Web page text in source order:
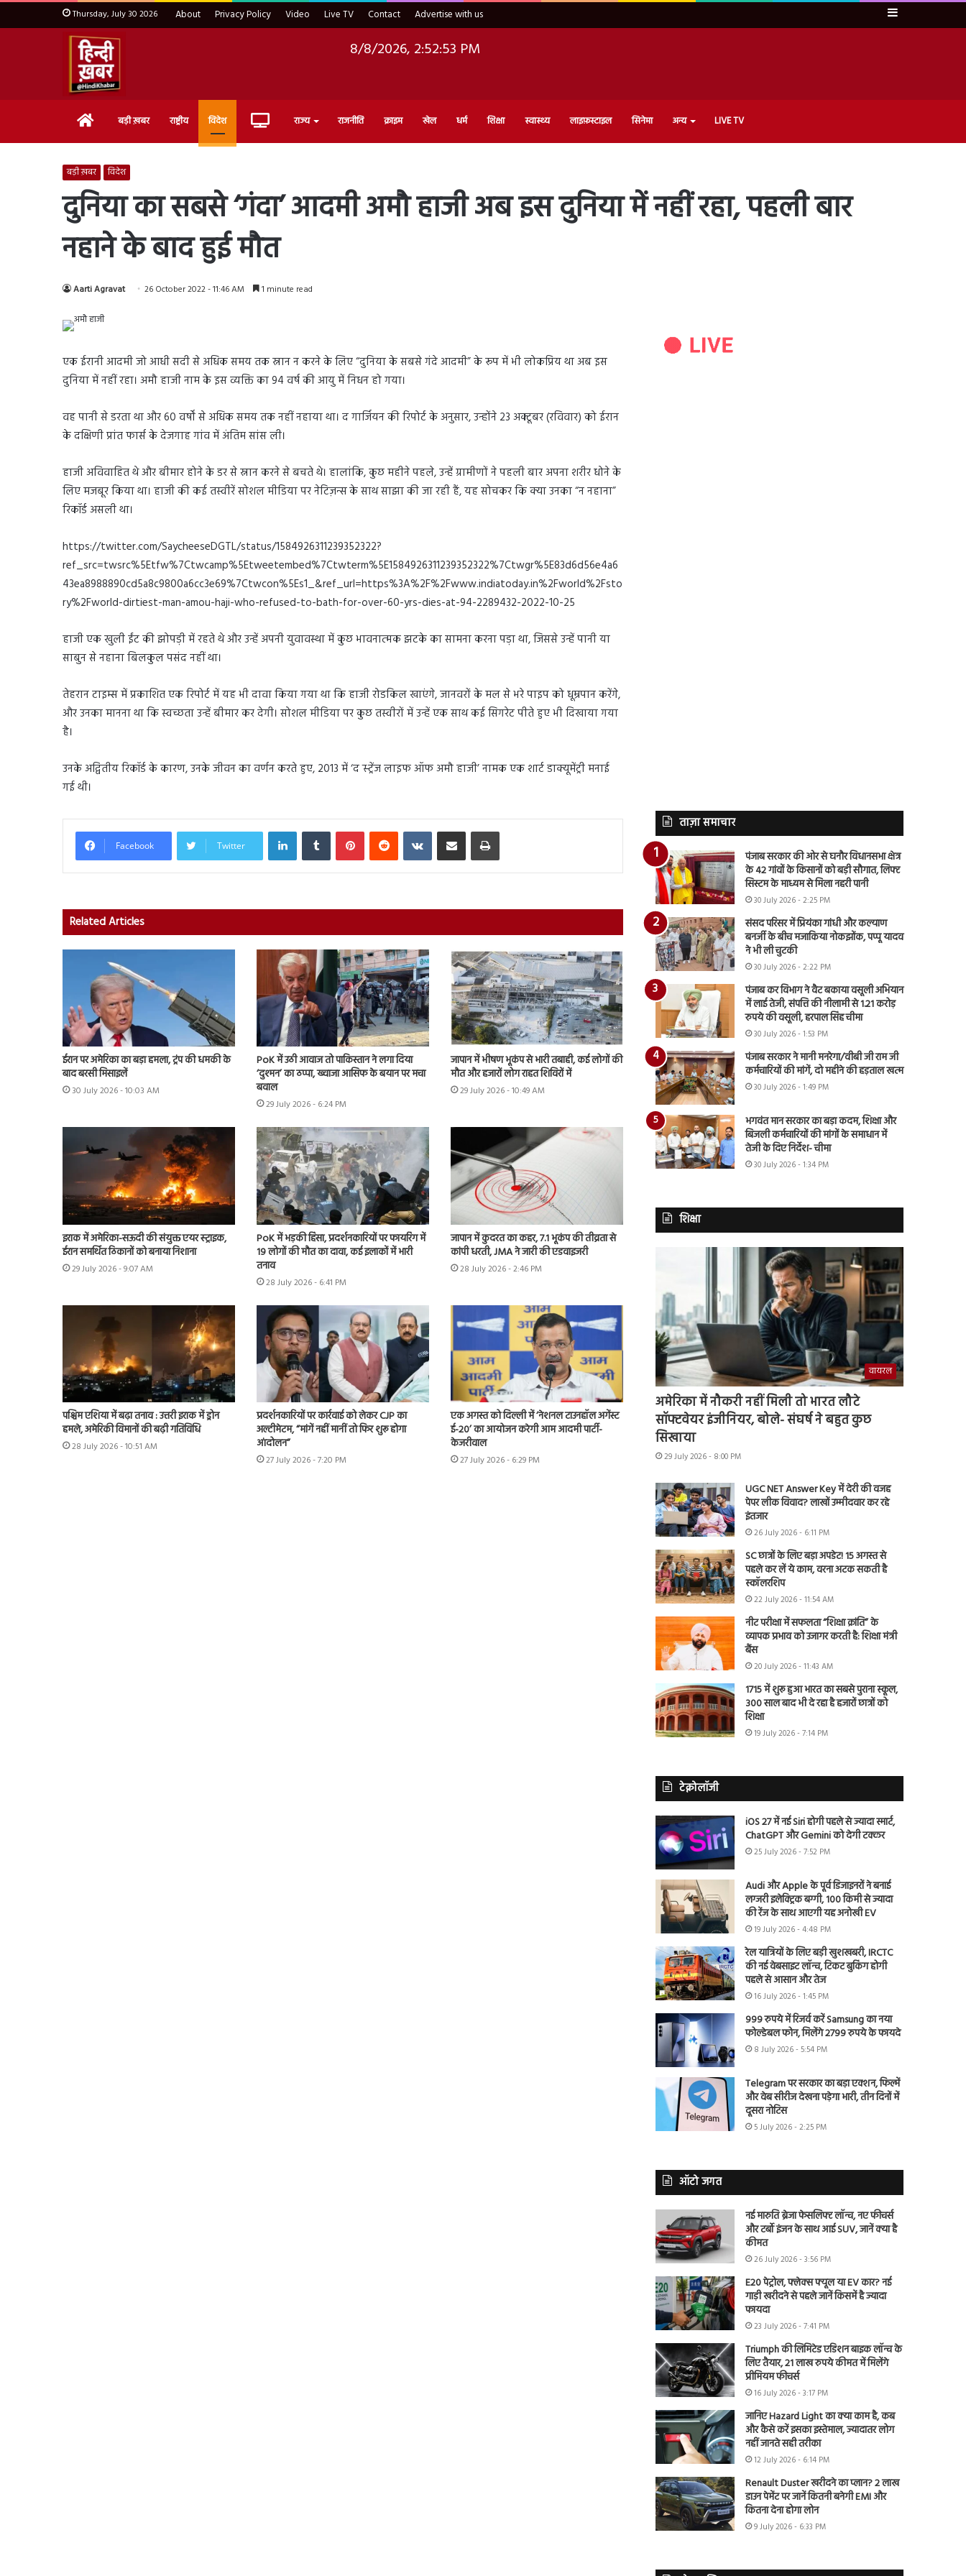
Thursday, July 30 2026 About Privacy Policy Video Live TV Contact Advertise with us Sidebar
8/8/2026, 2:52:54 PM
Home बड़ी ख़बर राष्ट्रीय विदेश Live राज्य राजनीति क्राइम खेल धर्म शिक्षा स्वास्थ्य लाइफ़स्टाइल सिनेमा अन्य LIVE TV
बड़ी ख़बर विदेश
दुनिया का सबसे ‘गंदा’ आदमी अमौ हाजी अब इस दुनिया में नहीं रहा, पहली बार
नहाने के बाद हुई मौत
Aarti Agravat 26 October 2022 - 11:46 AM 1 minute read
एक ईरानी आदमी जो आधी सदी से अधिक समय तक स्नान न करने के लिए “दुनिया के सबसे गंदे आदमी” के रूप में भी लोकप्रिय था अब इस
दुनिया में नहीं रहा। अमौ हाजी नाम के इस व्यक्ति का 94 वर्ष की आयु में निधन हो गया।
वह पानी से डरता था और 60 वर्षों से अधिक समय तक नहीं नहाया था। द गार्जियन की रिपोर्ट के अनुसार, उन्होंने 23 अक्टूबर (रविवार) को ईरान
के दक्षिणी प्रांत फार्स के देजगाह गांव में अंतिम सांस ली।
हाजी अविवाहित थे और बीमार होने के डर से स्नान करने से बचते थे। हालांकि, कुछ महीने पहले, उन्हें ग्रामीणों ने पहली बार अपना शरीर धोने के
लिए मजबूर किया था। हाजी की कई तस्वीरें सोशल मीडिया पर नेटिज़न्स के साथ साझा की जा रही हैं, यह सोचकर कि क्या उनका “न नहाना”
रिकॉर्ड असली था।
https://twitter.com/SaycheeseDGTL/status/1584926311239352322?
ref_src=twsrc%5Etfw%7Ctwcamp%5Etweetembed%7Ctwterm%5E1584926311239352322%7Ctwgr%5E83d6d56e4a6
43ea8988890cd5a8c9800a6cc3e69%7Ctwcon%5Es1_&ref_url=https%3A%2F%2Fwww.indiatoday.in%2Fworld%2Fsto
ry%2Fworld-dirtiest-man-amou-haji-who-refused-to-bath-for-over-60-yrs-dies-at-94-2289432-2022-10-25
हाजी एक खुली ईंट की झोपड़ी में रहते थे और उन्हें अपनी युवावस्था में कुछ भावनात्मक झटके का सामना करना पड़ा था, जिससे उन्हें पानी या
साबुन से नहाना बिलकुल पसंद नहीं था।
तेहरान टाइम्स में प्रकाशित एक रिपोर्ट में यह भी दावा किया गया था कि हाजी रोडकिल खाएंगे, जानवरों के मल से भरे पाइप को धूम्रपान करेंगे,
और उनका मानना ​​​​था कि स्वच्छता उन्हें बीमार कर देगी। सोशल मीडिया पर कुछ तस्वीरों में उन्हें एक साथ कई सिगरेट पीते हुए भी दिखाया गया
है।
उनके अद्वितीय रिकॉर्ड के कारण, उनके जीवन का वर्णन करते हुए, 2013 में ‘द स्ट्रेंज लाइफ ऑफ अमौ हाजी’ नामक एक शार्ट डाक्यूमेंट्री मनाई
गई थी।
Facebook Twitter
LinkedInTumblr PinterestReddit VKontakteShare via Email Print
Related Articles
ईरान पर अमेरिका का बड़ा हमला, ट्रंप की धमकी के
बाद बरसी मिसाइलें
30 July 2026 - 10:03 AM
PoK में उठी आवाज तो पाकिस्तान ने लगा दिया
‘दुश्मन’ का ठप्पा, ख्वाजा आसिफ के बयान पर मचा
बवाल
29 July 2026 - 6:24 PM
जापान में भीषण भूकंप से भारी तबाही, कई लोगों की
मौत और हजारों लोग राहत शिविरों में
29 July 2026 - 10:49 AM
इराक में अमेरिका-सऊदी की संयुक्त एयर स्ट्राइक,
ईरान समर्थित ठिकानों को बनाया निशाना
29 July 2026 - 9:07 AM
PoK में भड़की हिंसा, प्रदर्शनकारियों पर फायरिंग में
19 लोगों की मौत का दावा, कई इलाकों में भारी
तनाव
28 July 2026 - 6:41 PM
जापान में कुदरत का कहर, 7.1 भूकंप की तीव्रता से
कांपी धरती, JMA ने जारी की एडवाइजरी
28 July 2026 - 2:46 PM
पश्चिम एशिया में बढ़ा तनाव : उत्तरी इराक में ड्रोन
हमले, अमेरिकी विमानों की बढ़ी गतिविधि
28 July 2026 - 10:51 AM
प्रदर्शनकारियों पर कार्रवाई को लेकर CJP का
अल्टीमेटम, “मांगें नहीं मानीं तो फिर शुरू होगा
आंदोलन”
27 July 2026 - 7:20 PM
एक अगस्त को दिल्ली में ‘नेशनल टाउनहॉल अगेंस्ट
ई-20’ का आयोजन करेगी आम आदमी पार्टी-
केजरीवाल
27 July 2026 - 6:29 PM
ताज़ा समाचार
पंजाब सरकार की ओर से घनौर विधानसभा क्षेत्र
के 42 गांवों के किसानों को बड़ी सौगात, लिफ्ट
सिस्टम के माध्यम से मिला नहरी पानी
30 July 2026 - 2:25 PM
संसद परिसर में प्रियंका गांधी और कल्याण
बनर्जी के बीच मजाकिया नोकझोंक, पप्पू यादव
ने भी ली चुटकी
30 July 2026 - 2:22 PM
पंजाब कर विभाग ने वैट बकाया वसूली अभियान
में लाई तेजी, संपत्ति की नीलामी से 1.21 करोड़
रुपये की वसूली, हरपाल सिंह चीमा
30 July 2026 - 1:53 PM
पंजाब सरकार ने मानी मनरेगा/वीबी जी राम जी
कर्मचारियों की मांगें, दो महीने की हड़ताल खत्म
30 July 2026 - 1:49 PM
भगवंत मान सरकार का बड़ा कदम, शिक्षा और
बिजली कर्मचारियों की मांगों के समाधान में
तेजी के दिए निर्देश- चीमा
30 July 2026 - 1:34 PM
शिक्षा
वायरल
अमेरिका में नौकरी नहीं मिली तो भारत लौटे
सॉफ्टवेयर इंजीनियर, बोले- संघर्ष ने बहुत कुछ
सिखाया
29 July 2026 - 8:00 PM
UGC NET Answer Key में देरी की वजह
पेपर लीक विवाद? लाखों उम्मीदवार कर रहे
इंतजार
26 July 2026 - 6:11 PM
SC छात्रों के लिए बड़ा अपडेट! 15 अगस्त से
पहले कर लें ये काम, वरना अटक सकती है
स्कॉलरशिप
22 July 2026 - 11:54 AM
नीट परीक्षा में सफलता “शिक्षा क्रांति” के
व्यापक प्रभाव को उजागर करती है: शिक्षा मंत्री
बैंस
20 July 2026 - 11:43 AM
1715 में शुरू हुआ भारत का सबसे पुराना स्कूल,
300 साल बाद भी दे रहा है हजारों छात्रों को
शिक्षा
19 July 2026 - 7:14 PM
टेक्नोलॉजी
iOS 27 में नई Siri होगी पहले से ज्यादा स्मार्ट,
ChatGPT और Gemini को देगी टक्कर
25 July 2026 - 7:52 PM
Audi और Apple के पूर्व डिजाइनरों ने बनाई
लग्जरी इलेक्ट्रिक बग्गी, 100 किमी से ज्यादा
की रेंज के साथ आएगी यह अनोखी EV
19 July 2026 - 4:48 PM
रेल यात्रियों के लिए बड़ी खुशखबरी, IRCTC
की नई वेबसाइट लॉन्च, टिकट बुकिंग होगी
पहले से आसान और तेज
16 July 2026 - 1:45 PM
999 रुपये में रिजर्व करें Samsung का नया
फोल्डेबल फोन, मिलेंगे 2799 रुपये के फायदे
8 July 2026 - 5:54 PM
Telegram पर सरकार का बड़ा एक्शन, फिल्में
और वेब सीरीज देखना पड़ेगा भारी, तीन दिनों में
दूसरा नोटिस
5 July 2026 - 2:25 PM
ऑटो जगत
नई मारुति ब्रेजा फेसलिफ्ट लॉन्च, नए फीचर्स
और टर्बो इंजन के साथ आई SUV, जानें क्या है
कीमत
26 July 2026 - 3:56 PM
E20 पेट्रोल, फ्लेक्स फ्यूल या EV कार? नई
गाड़ी खरीदने से पहले जानें किसमें है ज्यादा
फायदा
23 July 2026 - 7:41 PM
Triumph की लिमिटेड एडिशन बाइक लॉन्च के
लिए तैयार, 21 लाख रुपये कीमत में मिलेंगे
प्रीमियम फीचर्स
16 July 2026 - 3:17 PM
जानिए Hazard Light का क्या काम है, कब
और कैसे करें इसका इस्तेमाल, ज्यादातर लोग
नहीं जानते सही तरीका
12 July 2026 - 6:14 PM
Renault Duster खरीदने का प्लान? 2 लाख
डाउन पेमेंट पर जानें कितनी बनेगी EMI और
कितना देना होगा लोन
9 July 2026 - 6:33 PM